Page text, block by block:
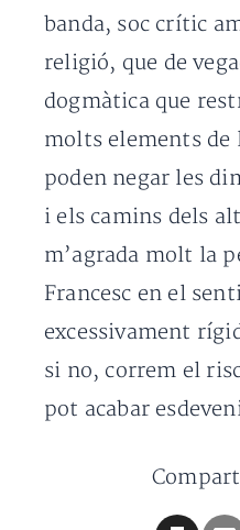
banda, soc crític
religió, que de
dogmàtica que
molts elements de
poden negar les
i els camins dels
m’agrada molt la
Francesc en el
excessivament
si no, correm el
pot acabar